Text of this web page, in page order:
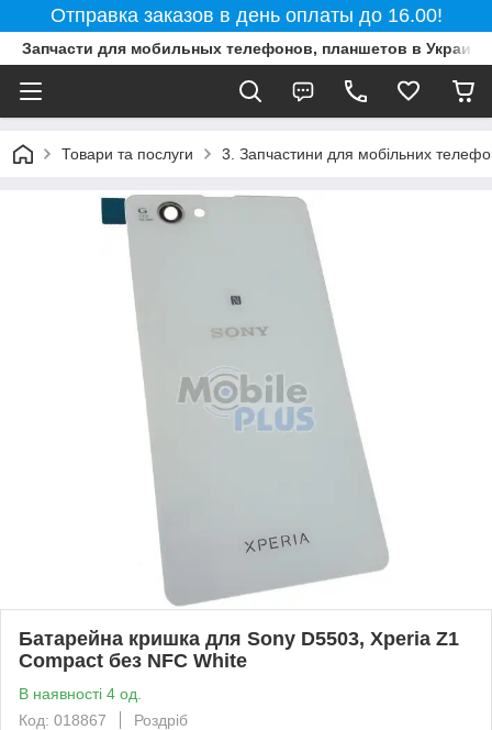
Отправка заказов в день оплаты до 16.00!
Запчасти для мобильных телефонов, планшетов в
Товари та послуги 3. Запчастини для мобільних
Батарейна кришка для Sony D5503, Xperia Z1
Compact без NFC White
В наявності 4 од.
Код: 018867
Роздріб